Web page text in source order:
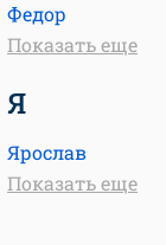
Федор
Показать еще
Я
Ярослав
Показать еще